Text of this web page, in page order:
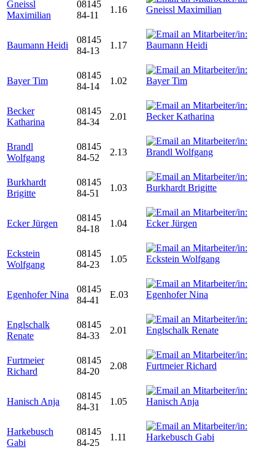
Gneissl
Maximilian
08145
84-11
1.16
Baumann Heidi
08145
84-13
1.17
Bayer Tim
08145
84-14
1.02
Becker
Katharina
08145
84-34
2.01
Brandl
Wolfgang
08145
84-52
2.13
Burkhardt
Brigitte
08145
84-51
1.03
Ecker Jürgen
08145
84-18
1.04
Eckstein
Wolfgang
08145
84-23
1.05
Egenhofer Nina
08145
84-41
E.03
Englschalk
Renate
08145
84-33
2.01
Furtmeier
Richard
08145
84-20
2.08
Hanisch Anja
08145
84-31
1.05
Harkebusch
Gabi
08145
84-25
1.11